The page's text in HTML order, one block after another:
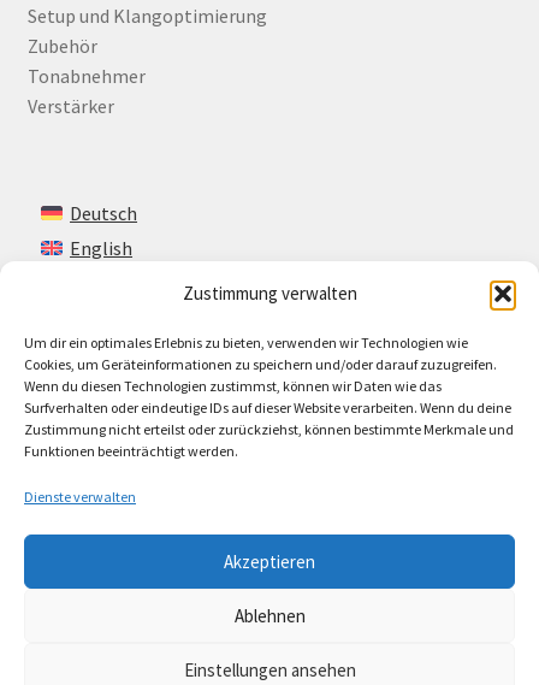
Zustimmung verwalten
Um dir ein optimales Erlebnis zu bieten, verwenden wir Technologien wie
Cookies, um Geräteinformationen zu speichern und/oder darauf zuzugreifen.
Wenn du diesen Technologien zustimmst, können wir Daten wie das
Surfverhalten oder eindeutige IDs auf dieser Website verarbeiten. Wenn du deine
Zustimmung nicht erteilst oder zurückziehst, können bestimmte Merkmale und
Funktionen beeinträchtigt werden.
Dienste verwalten
Akzeptieren
Ablehnen
Einstellungen ansehen
Setup und Klangoptimierung
Zubehör
Tonabnehmer
Verstärker
Deutsch
English
Kontakt
Impressum + AGB
Cookie-Richtlinie (EU)
© Lando Music 2026
Erstellt mit WooCommerce